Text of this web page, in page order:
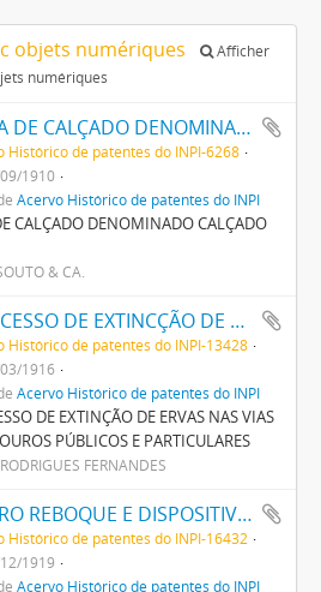
objets numériques
Afficher
numériques
SYSTEMA DE CALÇADO DENOMINADO CALÇADO RAID
Histórico de patentes do INPI-6268
1910
Acervo Histórico de patentes do INPI
CALÇADO DENOMINADO CALÇADO
& CA.
UM PROCESSO DE EXTINCÇÃO DE HERVAS NAS VIAS E LOGRADOUROS PUBLICOS E PARTICULARES
Histórico de patentes do INPI-13428
1916
Acervo Histórico de patentes do INPI
DE EXTINÇÃO DE ERVAS NAS VIAS
PÚBLICOS E PARTICULARES
FERNANDES
UM CARRO REBOQUE E DISPOSITIVO PARA DIRECÇÃO DO MESMO
Histórico de patentes do INPI-16432
1919
Acervo Histórico de patentes do INPI